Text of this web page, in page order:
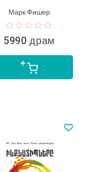
Марк Фишер
5990 драм